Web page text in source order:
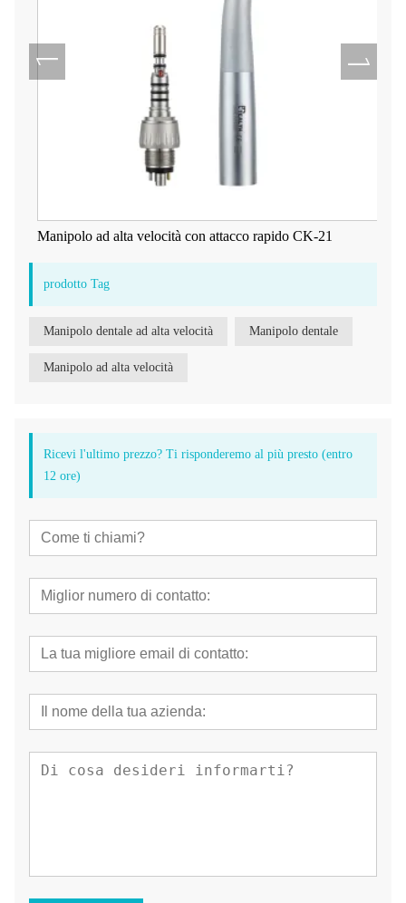
Manipolo ad alta velocità con attacco rapido CK-21
prodotto Tag
Manipolo dentale ad alta velocità Manipolo dentale
Manipolo ad alta velocità
Ricevi l'ultimo prezzo? Ti risponderemo al più presto (entro
12 ore)